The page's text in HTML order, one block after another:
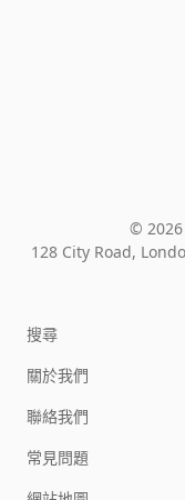
© 2026
128 City Road,
搜尋
關於我們
聯絡我們
常見問題